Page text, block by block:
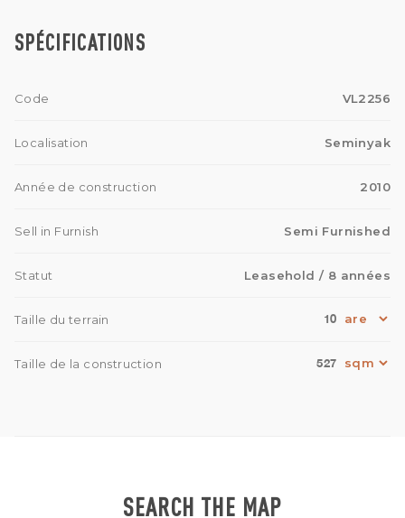
SPÉCIFICATIONS
Code VL2256
Localisation Seminyak
Année de construction 2010
Sell in Furnish Semi Furnished
Statut Leasehold / 8 années
Taille du terrain 10
Taille de la construction 527
SEARCH THE MAP